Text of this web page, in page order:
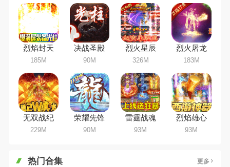
版手机游戏有哪些呢？游戏今天，
98手游下载站小编芒果味的怪咖给
大家搜集整理了所以横版手机游戏
合集，欢迎大家前来选择下载体验
烈焰封天
185M
决战圣殿
90M
烈火星辰
326M
烈火屠龙
183M
无双战纪
229M
荣耀先锋
90M
雷霆战魂
93M
烈焰雄心
93M
热门合集 更多